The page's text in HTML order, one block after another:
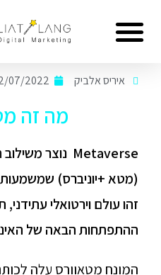
איריס אלביק 07/2022
מה זה
(מטא +יוניברס)
זהו עולם וירטואלי
ההתפתחות הבאה של
המונח מטאוורס עלה